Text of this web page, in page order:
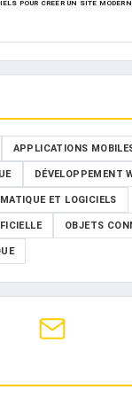
POUR CRÉER UN SITE
APPLICATIONS
DÉVELOPPEMENT
ET LOGICIELS
OBJETS